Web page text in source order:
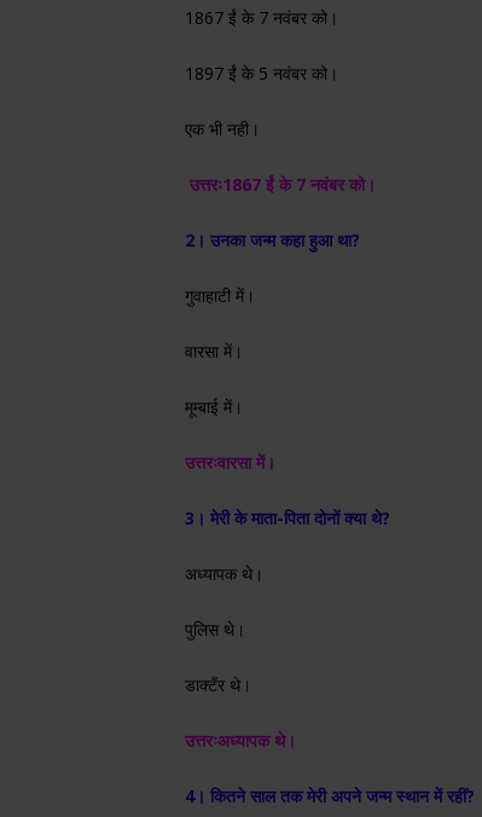
1867 ईं के 7 नवंबर को।
1897 ईं के 5 नवंबर को।
एक भी नही।
उत्तरः1867 ईं के 7 नवंबर को।
2। उनका जन्म कहा हुआ था?
गुवाहाटी में।
वारसा में।
मूम्बाई में।
उत्तरःवारसा में।
3। मेरी के माता-पिता दोनों क्या थे?
अध्यापक थे।
पुलिस थे।
डाक्टँर थे।
उत्तरःअध्यापक थे।
4। कितने साल तक मेरी अपने जन्म स्थान में रहीं?